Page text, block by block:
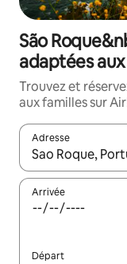
São
adaptées
Trouvez et
aux familles sur
Adresse
Lorsque les
Arrivée
Départ